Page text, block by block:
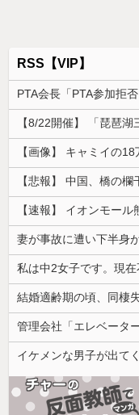
RSS【VIP】
【速報】 イオンモー